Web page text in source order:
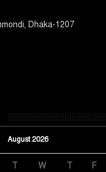
Dhaka-1207
August 2026
T W T F